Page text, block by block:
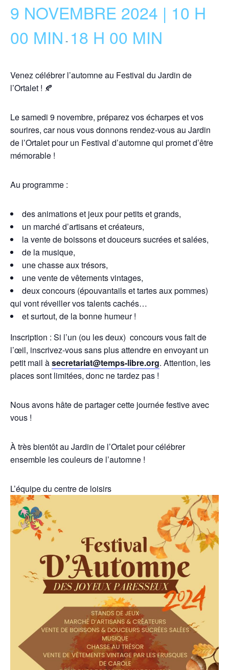
9 NOVEMBRE 2024 | 10 H
00 MIN - 18 H 00 MIN
Venez célébrer l’automne au Festival du Jardin de
l’Ortalet ! 🍂
Le samedi 9 novembre, préparez vos écharpes et vos
sourires, car nous vous donnons rendez-vous au Jardin
de l’Ortalet pour un Festival d’automne qui promet d’être
mémorable !
Au programme :
des animations et jeux pour petits et grands,
un marché d’artisans et créateurs,
la vente de boissons et douceurs sucrées et salées,
de la musique,
une chasse aux trésors,
une vente de vêtements vintages,
deux concours (épouvantails et tartes aux pommes)
qui vont réveiller vos talents cachés…
et surtout, de la bonne humeur !
Inscription : Si l’un (ou les deux) concours vous fait de
l’œil, inscrivez-vous sans plus attendre en envoyant un
petit mail àsecretariat@temps-libre.org. Attention, les
places sont limitées, donc ne tardez pas !
Nous avons hâte de partager cette journée festive avec
vous !
À très bientôt au Jardin de l’Ortalet pour célébrer
ensemble les couleurs de l’automne !
L’équipe du centre de loisirs